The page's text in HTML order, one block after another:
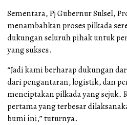
Sementara, Pj Gubernur Sulsel,
menambahkan proses pilkada
dukungan seluruh pihak untuk
yang sukses.
“Jadi kami berharap dukungan
dari pengantaran, logistik, dan
menciptakan pilkada yang sejuk.
pertama yang terbesar
bumi ini,” tuturnya.